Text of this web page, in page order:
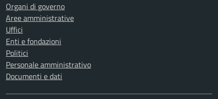
Organi di governo
Aree amministrative
Uffici
Enti e fondazioni
Politici
Personale amministrativo
Documenti e dati